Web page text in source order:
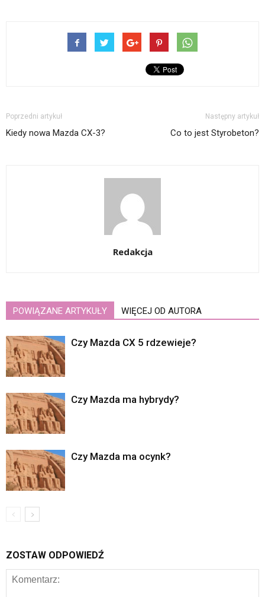
Poprzedni artykuł
Kiedy nowa Mazda CX-3?
Następny artykuł
Co to jest Styrobeton?
Redakcja
POWIĄZANE ARTYKUŁY WIĘCEJ OD AUTORA
Czy Mazda CX 5 rdzewieje?
Czy Mazda ma hybrydy?
Czy Mazda ma ocynk?
ZOSTAW ODPOWIEDŹ